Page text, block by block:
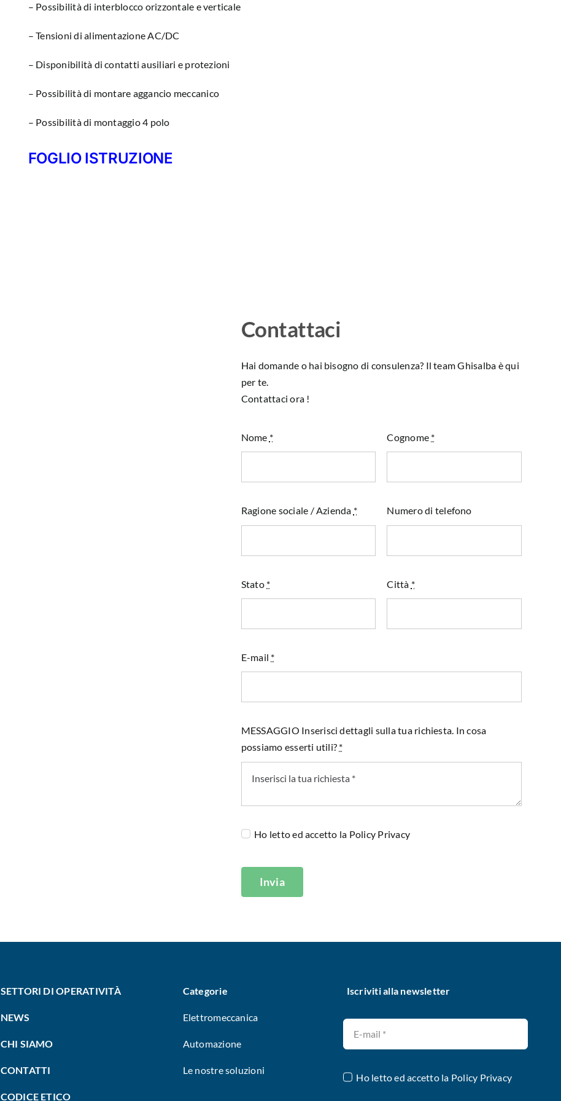
– Possibilità di interblocco orizzontale e verticale
– Tensioni di alimentazione AC/DC
– Disponibilità di contatti ausiliari e protezioni
– Possibilità di montare aggancio meccanico
– Possibilità di montaggio 4 polo
FOGLIO ISTRUZIONE
Contattaci
Hai domande o hai bisogno di consulenza? Il team Ghisalba è qui
per te.
Contattaci ora !
Nome * Cognome *
Ragione sociale / Azienda * Numero di telefono
Stato * Città *
E-mail *
MESSAGGIO Inserisci dettagli sulla tua richiesta. In cosa
possiamo esserti utili? *
Ho letto ed accetto la Policy Privacy
Invia
SETTORI DI OPERATIVITÀ
NEWS
CHI SIAMO
CONTATTI
CODICE ETICO
Categorie
Elettromeccanica
Automazione
Le nostre soluzioni
Iscriviti alla newsletter
Ho letto ed accetto la Policy Privacy